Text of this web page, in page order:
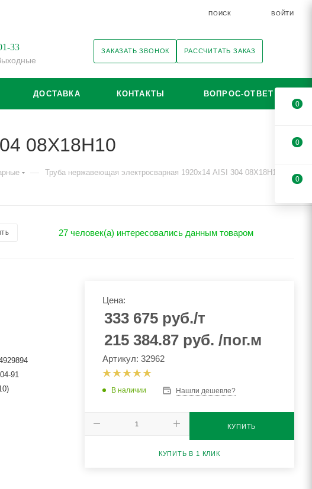
ПОИСК ВОЙТИ
33 ЗАКАЗАТЬ ЗВОНОК РАССЧИТАТЬ ЗАКАЗ
ДОСТАВКА КОНТАКТЫ ВОПРОС-ОТВЕТ
08Х18Н10
— Труба нержавеющая электросварная 1920х14 AISI 304 08Х18Н10
27 человек(а) интересовались данным товаром
91
Цена:
333 675руб./т
215 384.87 руб. /пог.м
Артикул: 32962
В наличии Нашли дешевле?
КУПИТЬ
КУПИТЬ В 1 КЛИК
0
0
0